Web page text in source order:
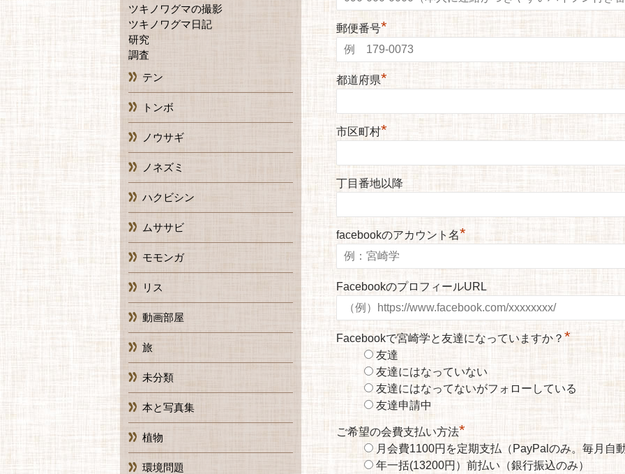
郵便番号*
都道府県*
市区町村*
丁目番地以降
facebookのアカウント名*
FacebookのプロフィールURL
Facebookで宮崎学と友達になっていますか？ *
友達
友達にはなっていない
友達にはなってないがフォローしている
友達申請中
ご希望の会費支払い方法*
月会費1100円を定期支払（PayPalのみ。毎月自
年一括(13200円）前払い（銀行振込のみ）
ツキノワグマの撮影
ツキノワグマ日記
研究
調査
テン
トンボ
ノウサギ
ノネズミ
ハクビシン
ムササビ
モモンガ
リス
動画部屋
旅
未分類
本と写真集
植物
環境問題